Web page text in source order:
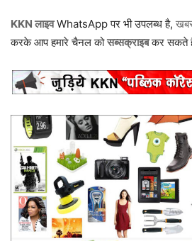
KKN लाइवWhatsApp पर भी उपलब्ध है,
करके आप हमारे चैनल कोसब्सक्राइबकर सकते